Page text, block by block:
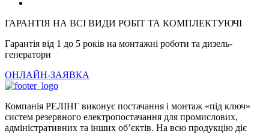
ГАРАНТІЯ НА ВСІ ВИДИ РОБІТ ТА КОМПЛЕКТУЮЧІ
Гарантія від 1 до 5 років на монтажні роботи та дизель-
генератори
ОНЛАЙН-ЗАЯВКА
Компанія РЕЛІНГ виконує постачання і монтаж «під ключ»
систем резервного електропостачання для промислових,
адміністративних та інших об’єктів. На всю продукцію діє